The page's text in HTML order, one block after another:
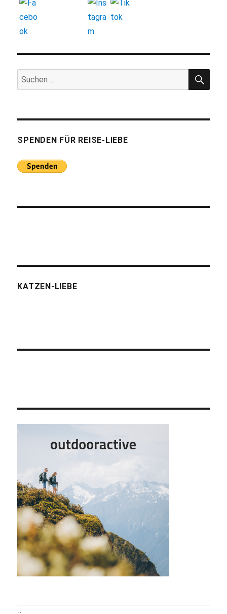
Suchen
nach:
SPENDEN FÜR REISE-LIEBE
KATZEN-LIEBE